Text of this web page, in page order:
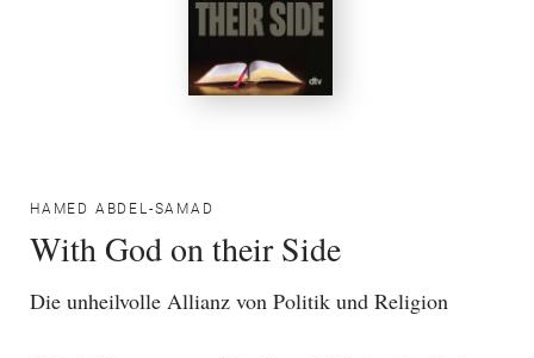
HAMED ABDEL-SAMAD
With God on their Side
Die unheilvolle Allianz von Politik und Religion